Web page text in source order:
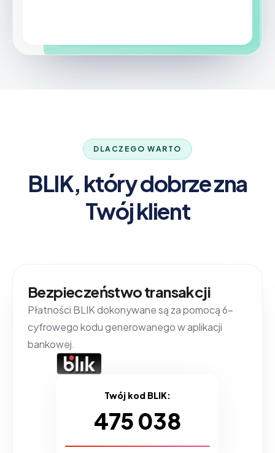
DLACZEGO WARTO
BLIK, który dobrze zna
Twój klient
Bezpieczeństwo transakcji
Płatności BLIK dokonywane są za pomocą 6-
cyfrowego kodu generowanego w aplikacji
bankowej.
Twój kod BLIK:
475 038